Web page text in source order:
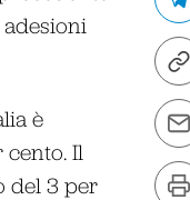
adesioni
è
cento. Il
del 3 per